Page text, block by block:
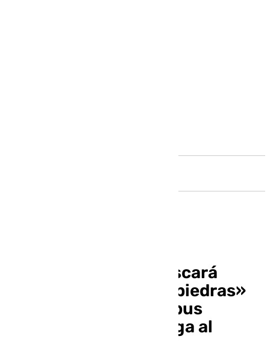
Sánchez dice que buscará
votos «debajo de las piedras»
para el decreto ómnibus
mientras el PP se niega al